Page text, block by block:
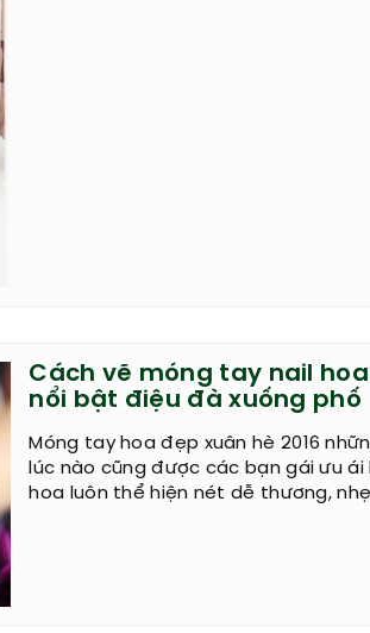
Cách vẽ móng tay nail
nổi bật điệu đà xuống phố
Móng tay hoa đẹp xuân hè 2016
lúc nào cũng được các bạn gái ưu
hoa luôn thể hiện nét dễ thương,